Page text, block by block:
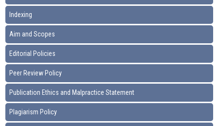
Indexing
Aim and Scopes
Editorial Policies
Peer Review Policy
Publication Ethics and Malpractice Statement
Plagiarism Policy